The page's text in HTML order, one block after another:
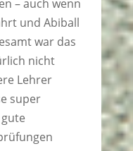
– auch wenn
und Abiball
war das
nicht
Lehrer
super